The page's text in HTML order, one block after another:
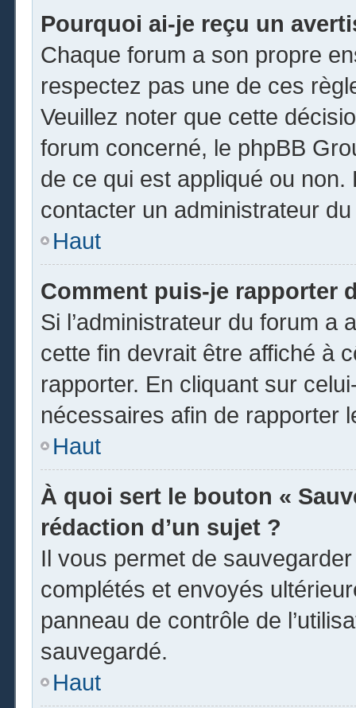
Pourquoi ai-je reçu un
Chaque forum a son propre
respectez pas une de ces
Veuillez noter que cette
forum concerné, le phpBB
de ce qui est appliqué ou non.
contacter un administrateur
Haut
Comment puis-je rapporter
Si l’administrateur du forum a
cette fin devrait être affiché à
rapporter. En cliquant sur
nécessaires afin de rapporter
Haut
À quoi sert le bouton «
rédaction d’un sujet ?
Il vous permet de
complétés et envoyés
panneau de contrôle de
sauvegardé.
Haut